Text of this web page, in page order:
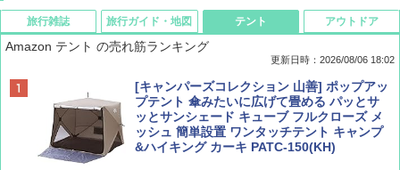
旅行雑誌
ディズニーファン ２０２６年 ９月号 [雑
誌] (ＤＩＳＮＥＹ ＦＡＮ)
￥713
旅行ガイド・地図
D40 地球の歩き方 チェンマイ タイ北部の魅
力的な町 2026～2027 地球の歩き方D アジア
￥2,079
テント
Amazon テント の売れ筋ランキング
更新日時：2026/08/06 18:02
[キャンパーズコレクション 山善] ポップアッ
プテント 傘みたいに広げて畳める パッとサ
ッとサンシェード キューブ フルクローズ メ
ッシュ 簡単設置 ワンタッチテント キャンプ
&ハイキング カーキ PATC-150(KH)
アウトドア